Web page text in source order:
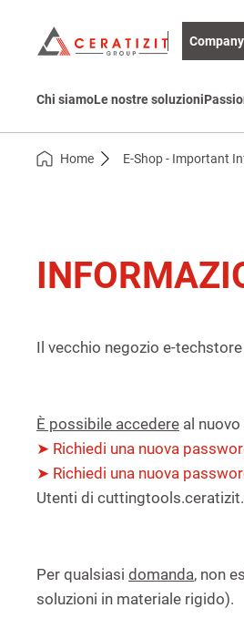
Company
Chi siamoLe nostre soluzioni
Home E-Shop - Important
Il vecchio negozio e-
È possibile accedere al
➤ Richiedi una nuova
➤ Richiedi una nuova
Utenti di
Per qualsiasi domanda, non
soluzioni in materiale rigido).